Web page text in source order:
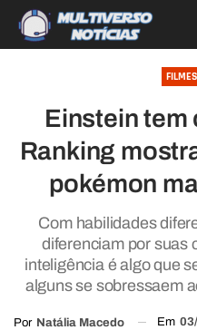
Einstein
Ranking
pokémon
Com habilidades
diferenciam por suas
inteligência é algo que
alguns se sobressaem
Por Natália Macedo Em